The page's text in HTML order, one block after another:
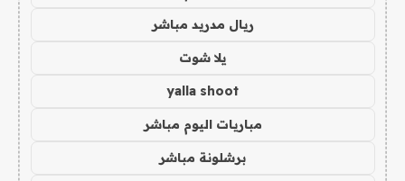
ريال مدريد مباشر
يلا شوت
yalla shoot
مباريات اليوم مباشر
برشلونة مباشر